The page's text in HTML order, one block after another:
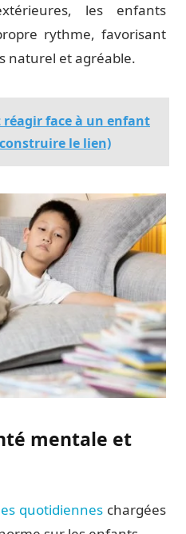
les enfants
rythme, favorisant
naturel et agréable.
réagir face à un enfant
le lien)
mentale et
quotidiennes chargées